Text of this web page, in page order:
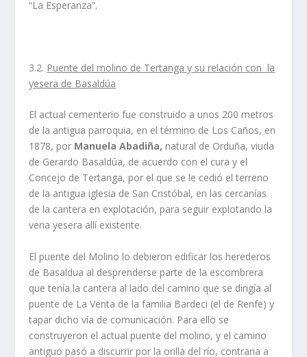
“La Esperanza”.
3.2. Puente del molino de Tertanga y su relación con la
yesera de Basaldúa
El actual cementerio fue construido a unos 200 metros
de la antigua parroquia, en el término de Los Caños, en
1878, por Manuela Abadiña, natural de Orduña, viuda
de Gerardo Basaldúa, de acuerdo con el cura y el
Concejo de Tertanga, por el que se le cedió el terreno
de la antigua iglesia de San Cristóbal, en las cercanías
de la cantera en explotación, para seguir explotando la
vena yesera allí existente.
El puente del Molino lo debieron edificar los herederos
de Basaldua al desprenderse parte de la escombrera
que tenía la cantera al lado del camino que se dirigía al
puente de La Venta de la familia Bardeci (el de Renfe) y
tapar dicho vía de comunicación. Para ello se
construyeron el actual puente del molino, y el camino
antiguo pasó a discurrir por la orilla del río, contraria a